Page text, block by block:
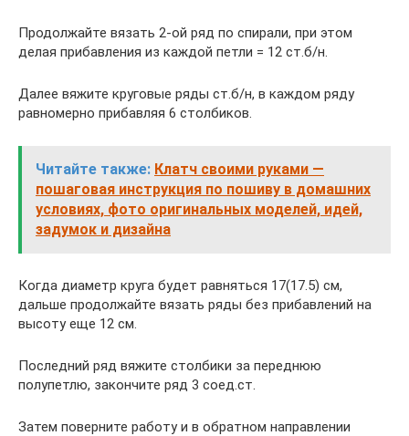
Продолжайте вязать 2-ой ряд по спирали, при этом
делая прибавления из каждой петли = 12 ст.б/н.
Далее вяжите круговые ряды ст.б/н, в каждом ряду
равномерно прибавляя 6 столбиков.
Читайте также: Клатч своими руками —
пошаговая инструкция по пошиву в домашних
условиях, фото оригинальных моделей, идей,
задумок и дизайна
Когда диаметр круга будет равняться 17(17.5) см,
дальше продолжайте вязать ряды без прибавлений на
высоту еще 12 см.
Последний ряд вяжите столбики за переднюю
полупетлю, закончите ряд 3 соед.ст.
Затем поверните работу и в обратном направлении